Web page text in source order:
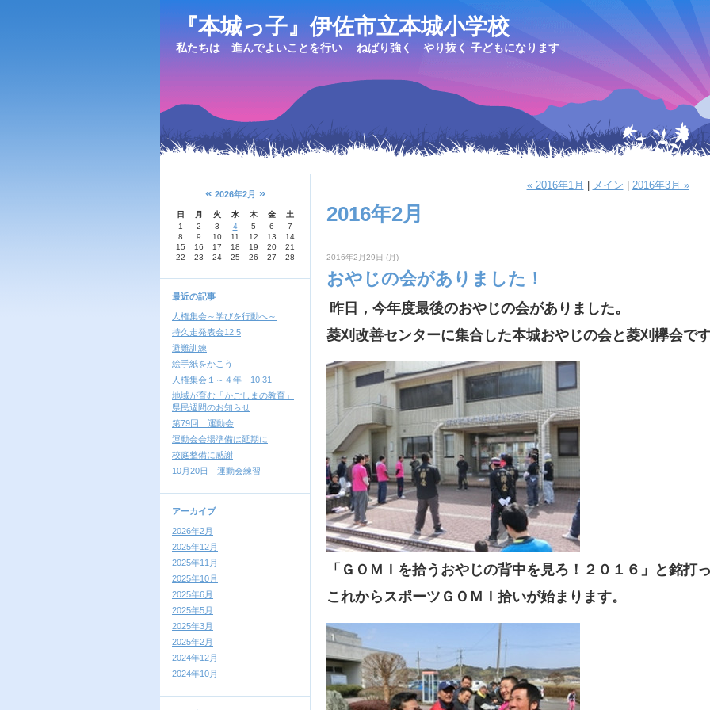
『本城っ子』伊佐市立本城小学校
私たちは 進んでよいことを行い ねばり強く やり抜く 子どもになります
« 2026年2月 »
日 月 火 水 木 金
土
1
2 3 4 5 6
7
8
9 10 11 12 13
14
15
16 17 18 19 20
21
22
23 24 25 26 27 28
最近の記事
人権集会～学びを行動へ～
持久走発表会12.5
避難訓練
絵手紙をかこう
人権集会１～４年 10.31
地域が育む「かごしまの教育」
県民週間のお知らせ
第79回 運動会
運動会会場準備は延期に
校庭整備に感謝
10月20日 運動会練習
アーカイブ
2026年2月
2025年12月
2025年11月
2025年10月
2025年6月
2025年5月
2025年3月
2025年2月
2024年12月
2024年10月
« 2016年1月 メイン 2016年3月 »
2016年2月
2016年2月29日 (月)
おやじの会がありました！
昨日，今年度最後のおやじの会がありました。
菱刈改善センターに集合した本城おやじの会と菱刈欅会で
「ＧＯＭＩを拾うおやじの背中を見ろ！２０１６」と銘打
これからスポーツＧＯＭＩ拾いが始まります。